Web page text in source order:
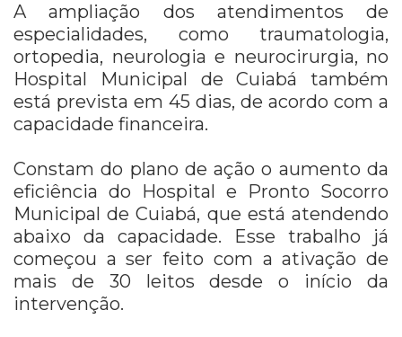
A ampliação dos atendimentos de
especialidades, como traumatologia,
ortopedia, neurologia e neurocirurgia, no
Hospital Municipal de Cuiabá também
está prevista em 45 dias, de acordo com a
capacidade financeira.
Constam do plano de ação o aumento da
eficiência do Hospital e Pronto Socorro
Municipal de Cuiabá, que está atendendo
abaixo da capacidade. Esse trabalho já
começou a ser feito com a ativação de
mais de 30 leitos desde o início da
intervenção.